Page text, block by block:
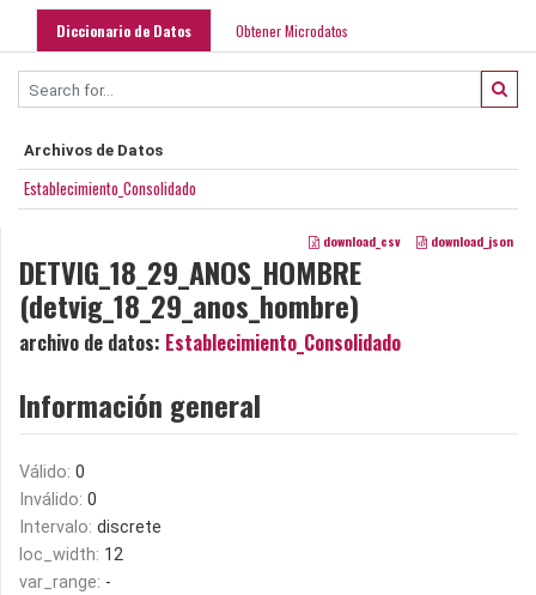
Diccionario de Datos Obtener Microdatos
Archivos de Datos
Establecimiento_Consolidado
download_csv download_json
DETVIG_18_29_ANOS_HOMBRE
(detvig_18_29_anos_hombre)
archivo de datos: Establecimiento_Consolidado
Información general
Válido: 0
Inválido: 0
Intervalo: discrete
loc_width: 12
var_range: -